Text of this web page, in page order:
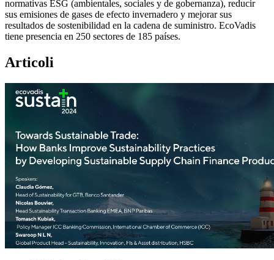
normativas ESG (ambientales, sociales y de gobernanza), reducir
sus emisiones de gases de efecto invernadero y mejorar sus
resultados de sostenibilidad en la cadena de suministro. EcoVadis
tiene presencia en 250 sectores de 185 países.
Articoli